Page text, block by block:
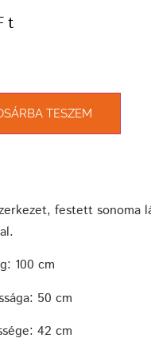
TESZEM
festett sonoma
100 cm
50 cm
42 cm